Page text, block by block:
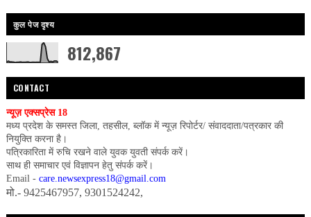
कुल पेज दृश्य
812,867
CONTACT
न्यूज़ एक्सप्रेस 18
मध्य प्रदेश के समस्त जिला, तहसील, ब्लॉक में न्यूज़ रिपोर्टर/ संवाददाता/पत्रकार की
नियुक्ति करना है।
पत्रिकारिता में रुचि रखने वाले युवक युवती संपर्क करें।
साथ ही समाचार एवं विज्ञापन हेतु संपर्क करें।
Email - care.newsexpress18@gmail.com
मो.- 9425467957, 9301524242,